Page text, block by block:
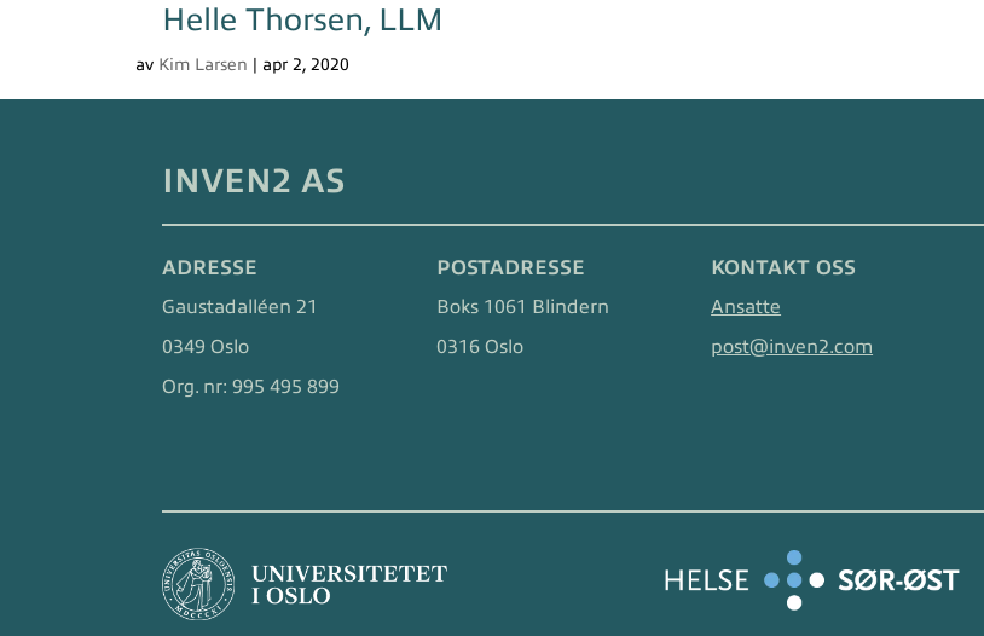
Helle Thorsen, LLM
av Kim Larsen | apr 2, 2020
INVEN2 AS
ADRESSE
Gaustadalléen 21
0349 Oslo
Org. nr:995 495 899
POSTADRESSE
Boks 1061 Blindern
0316 Oslo
KONTAKT OSS
Ansatte
post@inven2.com